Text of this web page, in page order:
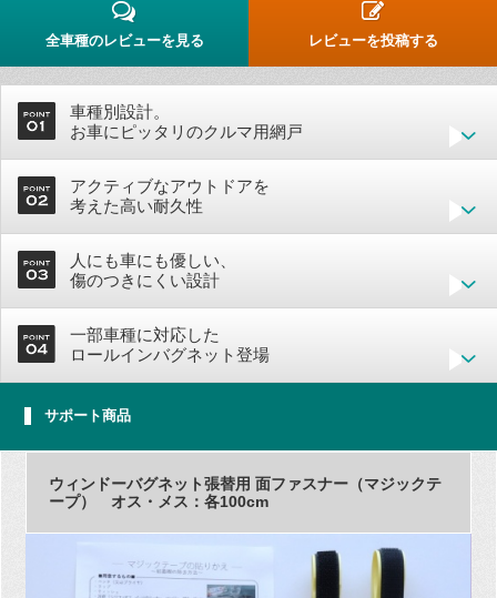
全車種のレビューを見る レビューを投稿する
車種別設計。
お車にピッタリのクルマ用網戸
アクティブなアウトドアを
考えた高い耐久性
人にも車にも優しい、
傷のつきにくい設計
一部車種に対応した
ロールインバグネット登場
サポート商品
ウィンドーバグネット張替用 面ファスナー（マジックテ
ープ） オス・メス：各100cm